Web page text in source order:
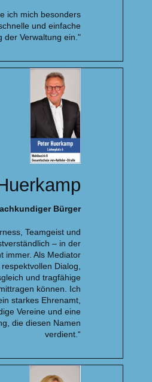
ich mich besonders
und einfache
der Verwaltung ein."
Bürger
Teamgeist und
– in der
immer. Als Mediator
Dialog,
und tragfähige
können. Ich
starkes Ehrenamt,
Vereine und eine
die diesen Namen
verdient.“